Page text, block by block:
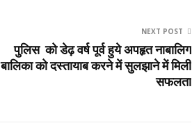
NEXT POST
पुलिस को डेढ़ वर्ष पूर्व हुये अपहृत नाबालिग
बालिका को दस्तायाब करने में सुलझाने में मिली
सफलता